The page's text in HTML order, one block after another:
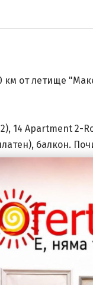
от летище
14 Apartment 2-
балкон.
на
маса.